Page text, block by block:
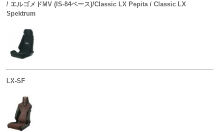
/ エルゴメドMV (IS-84ベース)/Classic LX Pepita / Classic LX
Spektrum
LX-SF